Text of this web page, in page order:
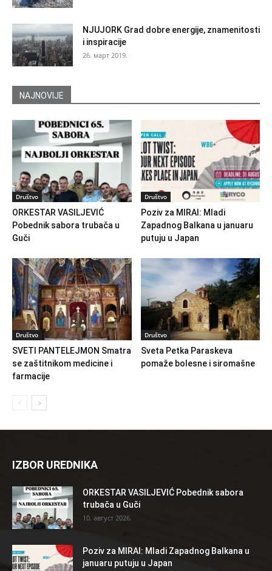
NJUJORK Grad dobre energije, znamenitosti
i inspiracije
26. март 2019.
NAJNOVIJE
Društvo
ORKESTAR VASILJEVIĆ
Pobednik sabora trubača u
Guči
Društvo
Poziv za MIRAI: Mladi
Zapadnog Balkana u januaru
putuju u Japan
Društvo
SVETI PANTELEJMON Smatra
se zaštitnikom medicine i
farmacije
Društvo
Sveta Petka Paraskeva
pomaže bolesne i siromašne
IZBOR UREDNIKA
ORKESTAR VASILJEVIĆ Pobednik sabora
trubača u Guči
10. август 2026.
Poziv za MIRAI: Mladi Zapadnog Balkana u
januaru putuju u Japan